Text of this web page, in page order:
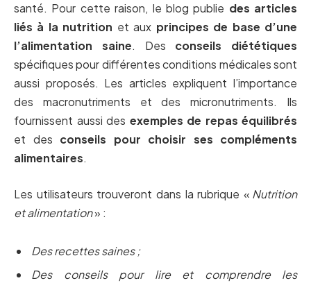
santé. Pour cette raison, le blog publie des articles
liés à la nutrition et aux principes de base d’une
l’alimentation saine. Des conseils diététiques
spécifiques pour différentes conditions médicales sont
aussi proposés. Les articles expliquent l’importance
des macronutriments et des micronutriments. Ils
fournissent aussi des exemples de repas équilibrés
et des conseils pour choisir ses compléments
alimentaires.
Les utilisateurs trouveront dans la rubrique « Nutrition
et alimentation» :
Des recettes saines ;
Des conseils pour lire et comprendre les